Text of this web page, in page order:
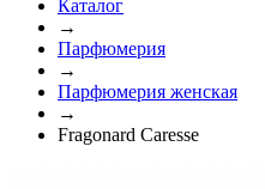
Каталог
→
Парфюмерия
→
Парфюмерия женская
→
Fragonard Caresse